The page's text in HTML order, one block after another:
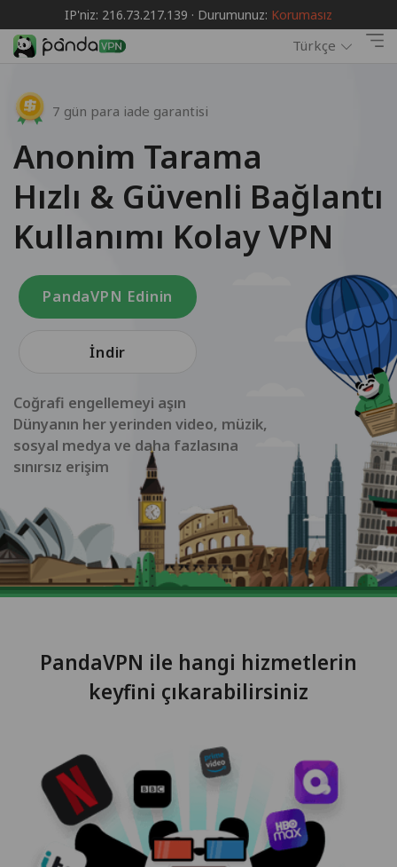
IP'niz: 216.73.217.139 · Durumunuz: Korumasız
Türkçe
7 gün para iade garantisi
Anonim Tarama
Hızlı & Güvenli Bağlantı
Kullanımı Kolay VPN
PandaVPN Edinin
İndir
Coğrafi engellemeyi aşın
Dünyanın her yerinden video, müzik,
sosyal medya ve daha fazlasına
sınırsız erişim
PandaVPN ile hangi hizmetlerin
keyfini çıkarabilirsiniz